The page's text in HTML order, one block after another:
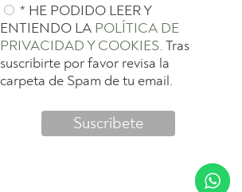
* HE PODIDO LEER Y
ENTIENDO LA POLÍTICA DE
PRIVACIDAD Y COOKIES. Tras
suscribirte por favor revisa la
carpeta de Spam de tu email.